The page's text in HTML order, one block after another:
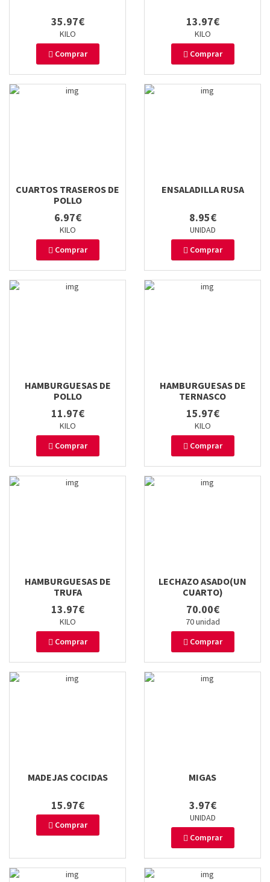
35.97€
KILO
Comprar
13.97€
KILO
Comprar
CUARTOS TRASEROS DE
POLLO
6.97€
KILO
Comprar
ENSALADILLA RUSA
8.95€
UNIDAD
Comprar
HAMBURGUESAS DE
POLLO
11.97€
KILO
Comprar
HAMBURGUESAS DE
TERNASCO
15.97€
KILO
Comprar
HAMBURGUESAS DE
TRUFA
13.97€
KILO
Comprar
LECHAZO ASADO(UN
CUARTO)
70.00€
70 unidad
Comprar
MADEJAS COCIDAS
15.97€
Comprar
MIGAS
3.97€
UNIDAD
Comprar